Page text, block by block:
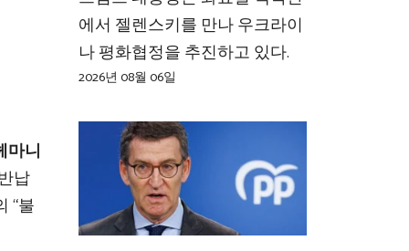
마니
납
“불
에서 젤렌스키를 만나 우크라이
나 평화협정을 추진하고 있다.
2026년 08월 06일